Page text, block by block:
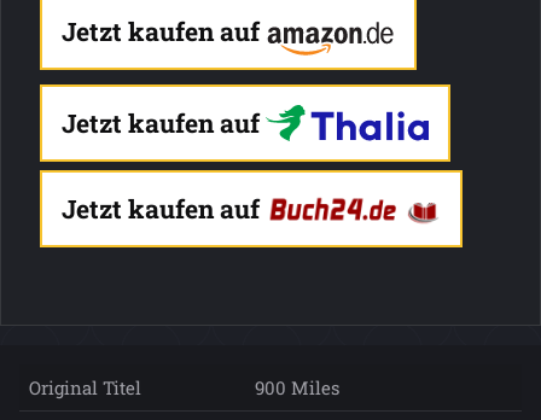
Jetzt kaufen auf
Jetzt kaufen auf
Jetzt kaufen auf
Original Titel
900 Miles